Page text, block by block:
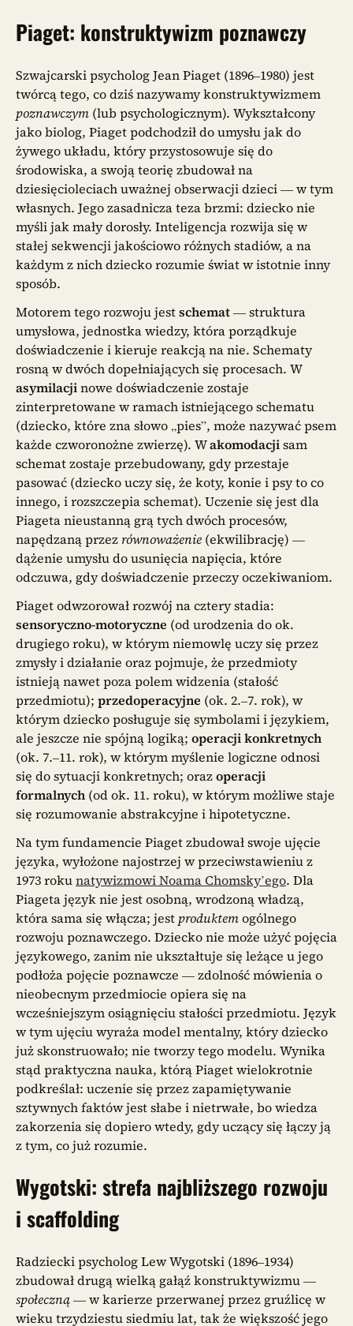
Piaget: konstruktywizm poznawczy
Szwajcarski psycholog Jean Piaget (1896–1980) jest
twórcą tego, co dziś nazywamy konstruktywizmem
poznawczym (lub psychologicznym). Wykształcony
jako biolog, Piaget podchodził do umysłu jak do
żywego układu, który przystosowuje się do
środowiska, a swoją teorię zbudował na
dziesięcioleciach uważnej obserwacji dzieci — w tym
własnych. Jego zasadnicza teza brzmi: dziecko nie
myśli jak mały dorosły. Inteligencja rozwija się w
stałej sekwencji jakościowo różnych stadiów, a na
każdym z nich dziecko rozumie świat w istotnie inny
sposób.
Motorem tego rozwoju jestschemat— struktura
umysłowa, jednostka wiedzy, która porządkuje
doświadczenie i kieruje reakcją na nie. Schematy
rosną w dwóch dopełniających się procesach. W
asymilacjinowe doświadczenie zostaje
zinterpretowane w ramach istniejącego schematu
(dziecko, które zna słowo „pies”, może nazywać psem
każde czworonożne zwierzę). Wakomodacjisam
schemat zostaje przebudowany, gdy przestaje
pasować (dziecko uczy się, że koty, konie i psy to co
innego, i rozszczepia schemat). Uczenie się jest dla
Piageta nieustanną grą tych dwóch procesów,
napędzaną przez równoważenie (ekwilibrację) —
dążenie umysłu do usunięcia napięcia, które
odczuwa, gdy doświadczenie przeczy oczekiwaniom.
Piaget odwzorował rozwój na cztery stadia:
sensoryczno-motoryczne (od urodzenia do ok.
drugiego roku), w którym niemowlę uczy się przez
zmysły i działanie oraz pojmuje, że przedmioty
istnieją nawet poza polem widzenia (stałość
przedmiotu); przedoperacyjne (ok. 2.–7. rok), w
którym dziecko posługuje się symbolami i językiem,
ale jeszcze nie spójną logiką; operacji konkretnych
(ok. 7.–11. rok), w którym myślenie logiczne odnosi
się do sytuacji konkretnych; orazoperacji
formalnych (od ok. 11. roku), w którym możliwe staje
się rozumowanie abstrakcyjne i hipotetyczne.
Na tym fundamencie Piaget zbudował swoje ujęcie
języka, wyłożone najostrzej w przeciwstawieniu z
1973 rokunatywizmowi Noama Chomsky’ego. Dla
Piageta język nie jest osobną, wrodzoną władzą,
która sama się włącza; jest produktemogólnego
rozwoju poznawczego. Dziecko nie może użyć pojęcia
językowego, zanim nie ukształtuje się leżące u jego
podłoża pojęcie poznawcze — zdolność mówienia o
nieobecnym przedmiocie opiera się na
wcześniejszym osiągnięciu stałości przedmiotu. Język
w tym ujęciu wyraża model mentalny, który dziecko
już skonstruowało; nie tworzy tego modelu. Wynika
stąd praktyczna nauka, którą Piaget wielokrotnie
podkreślał: uczenie się przez zapamiętywanie
sztywnych faktów jest słabe i nietrwałe, bo wiedza
zakorzenia się dopiero wtedy, gdy uczący się łączy ją
z tym, co już rozumie.
Wygotski: strefa najbliższego rozwoju
i scaffolding
Radziecki psycholog Lew Wygotski (1896–1934)
zbudował drugą wielką gałąź konstruktywizmu —
społeczną— w karierze przerwanej przez gruźlicę w
wieku trzydziestu siedmiu lat, tak że większość jego